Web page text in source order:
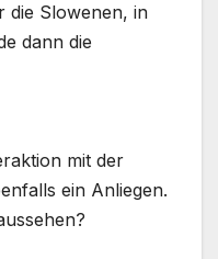
die Slowenen, in
dann die
mit der
ein Anliegen.